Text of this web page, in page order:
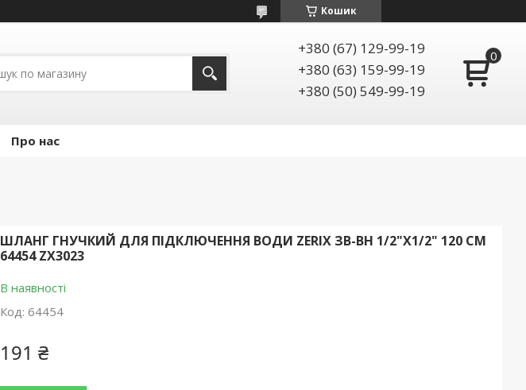
Кошик
+380 (67) 129-99-19
+380 (63) 159-99-19
+380 (50) 549-99-19
Про нас
ШЛАНГ ГНУЧКИЙ ДЛЯ ПІДКЛЮЧЕННЯ ВОДИ ZERIX ЗВ-ВН 1/2"X1/2" 120 СМ
64454 ZX3023
В наявності
Код: 64454
191 ₴